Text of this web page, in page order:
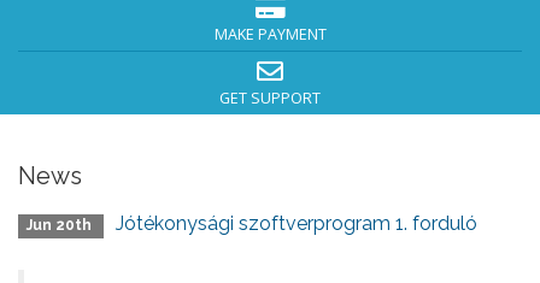
MAKE PAYMENT
GET SUPPORT
News
Jun 20th Jótékonysági szoftverprogram 1. forduló